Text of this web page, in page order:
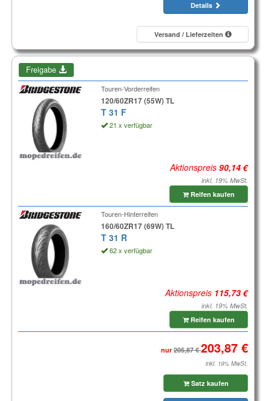
Details
Versand / Lieferzeiten
Freigabe
Touren-Vorderreifen
120/60ZR17 (55W) TL
T 31 F
21 x verfügbar
Aktionspreis
inkl. 19% MwSt.
Reifen kaufen
Touren-Hinterreifen
160/60ZR17 (69W) TL
T 31 R
62 x verfügbar
Aktionspreis
inkl. 19% MwSt.
Reifen kaufen
nur
inkl. 19% MwSt.
Satz kaufen